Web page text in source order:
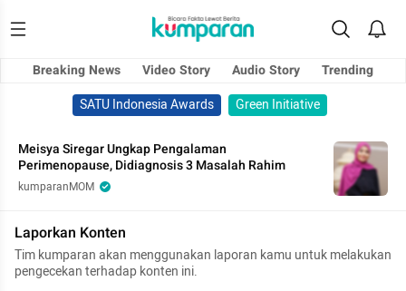
Breaking News Video Story Audio Story
Trending
SATU Indonesia Awards
Green Initiative
Meisya Siregar Ungkap Pengalaman
Perimenopause, Didiagnosis 3 Masalah Rahim
kumparanMOM
Laporkan Konten
Tim kumparan akan menggunakan laporan kamu untuk melakukan
pengecekan terhadap konten ini.